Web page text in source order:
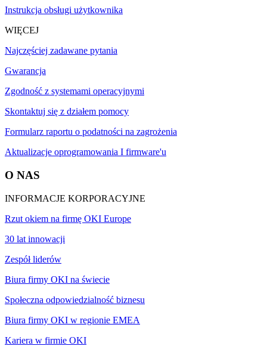
Instrukcja obsługi użytkownika
WIĘCEJ
Najczęściej zadawane pytania
Gwarancja
Zgodność z systemami operacyjnymi
Skontaktuj się z działem pomocy
Formularz raportu o podatności na zagrożenia
Aktualizacje oprogramowania I firmware'u
O NAS
INFORMACJE KORPORACYJNE
Rzut okiem na firmę OKI Europe
30 lat innowacji
Zespół liderów
Biura firmy OKI na świecie
Społeczna odpowiedzialność biznesu
Biura firmy OKI w regionie EMEA
Kariera w firmie OKI